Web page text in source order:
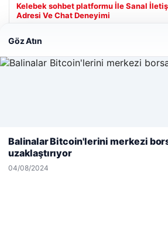
Kelebek sohbet platformu İle Sanal
Adresi Ve Chat Deneyimi
Son Eklenen Firmalar
Web sitemizi nasıl kullandığınızı daha
kullanıyoruz.Çerez Politikamız
Reddet
Göz Atın
Balinalar Bitcoin'lerini merkezi
uzaklaştırıyor
04/08/2024